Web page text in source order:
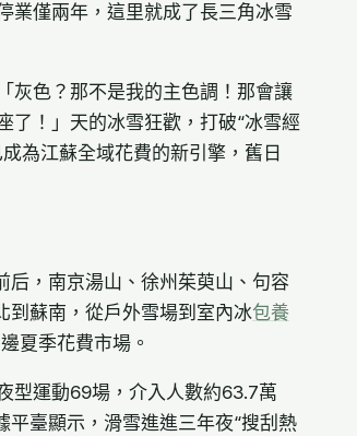
業僅兩年，這里就成了長三角冰雪
灰色？那不是我的主色調！那會讓
了！」天的冰雪狂歡，打破“冰雪經
為江蘇全域花費的新引擎，舊日
后，南京湯山、徐州茱萸山、句容
到蘇南，從戶外雪場到室內冰包養
夏季花費市場。
型運動69場，介入人數約63.7萬
臺顯示，滑雪進進三年夜“搜刮熱